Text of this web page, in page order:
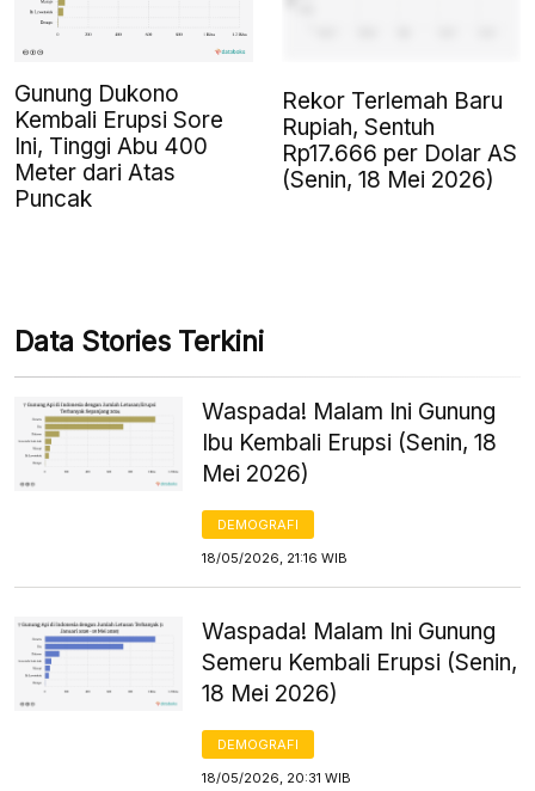
Gunung Dukono
Kembali Erupsi Sore
Ini, Tinggi Abu 400
Meter dari Atas
Puncak
Rekor Terlemah Baru
Rupiah, Sentuh
Rp17.666 per Dolar AS
(Senin, 18 Mei 2026)
Data Stories Terkini
Waspada! Malam Ini Gunung
Ibu Kembali Erupsi (Senin, 18
Mei 2026)
DEMOGRAFI
18/05/2026, 21:16 WIB
Waspada! Malam Ini Gunung
Semeru Kembali Erupsi (Senin,
18 Mei 2026)
DEMOGRAFI
18/05/2026, 20:31 WIB